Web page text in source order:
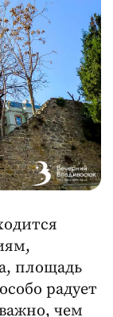
площадь
радует
чем